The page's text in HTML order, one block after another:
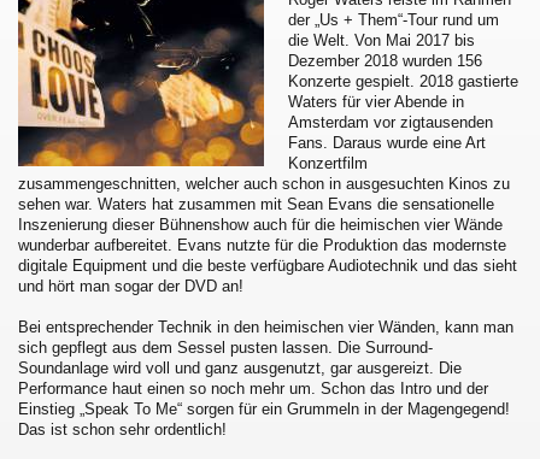
der „Us + Them“-Tour rund um
die Welt. Von Mai 2017 bis
Dezember 2018 wurden 156
Konzerte gespielt. 2018 gastierte
Waters für vier Abende in
Amsterdam vor zigtausenden
Fans. Daraus wurde eine Art
Konzertfilm
zusammengeschnitten, welcher auch schon in ausgesuchten Kinos zu
sehen war. Waters hat zusammen mit Sean Evans die sensationelle
Inszenierung dieser Bühnenshow auch für die heimischen vier Wände
wunderbar aufbereitet. Evans nutzte für die Produktion das modernste
digitale Equipment und die beste verfügbare Audiotechnik und das sieht
und hört man sogar der DVD an!
Bei entsprechender Technik in den heimischen vier Wänden, kann man
sich gepflegt aus dem Sessel pusten lassen. Die Surround-
Soundanlage wird voll und ganz ausgenutzt, gar ausgereizt. Die
Performance haut einen so noch mehr um. Schon das Intro und der
Einstieg „Speak To Me“ sorgen für ein Grummeln in der Magengegend!
Das ist schon sehr ordentlich!